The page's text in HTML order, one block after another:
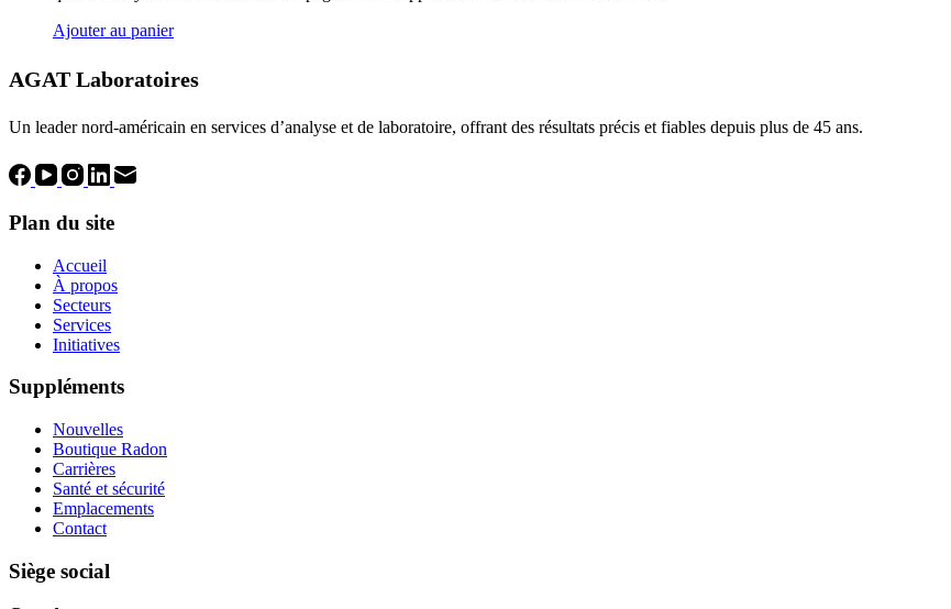
Ajouter au panier
AGAT Laboratoires
Un leader nord-américain en services d’analyse et de laboratoire, offrant des résultats précis et fiables depuis plus de 45 ans.
Plan du site
Accueil
À propos
Secteurs
Services
Initiatives
Suppléments
Nouvelles
Boutique Radon
Carrières
Santé et sécurité
Emplacements
Contact
Siège social